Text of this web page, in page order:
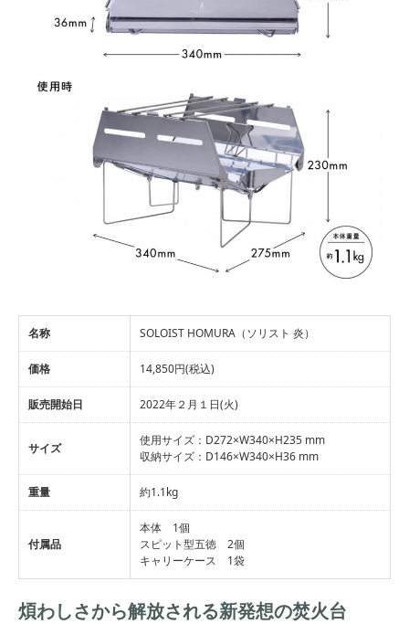
名称 SOLOIST HOMURA（ソリスト 炎）
価格 14,850円(税込)
販売開始日 2022年２月１日(火)
サイズ
使用サイズ：D272×W340×H235 mm
収納サイズ：D146×W340×H36 mm
重量 約1.1kg
付属品
本体 1個
スピット型五徳 2個
キャリーケース 1袋
煩わしさから解放される新発想の焚火台